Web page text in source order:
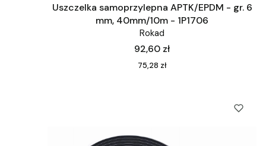
Uszczelka samoprzylepna APTK/EPDM - gr. 6
mm, 40mm/10m - 1P1706
Rokad
Cena
92,60 zł
Cena
75,28 zł